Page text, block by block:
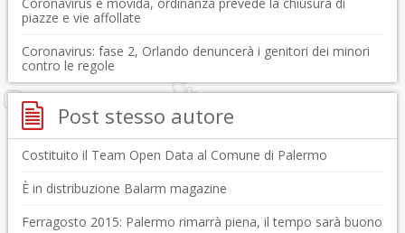
piazze e vie affollate
Coronavirus: fase 2, Orlando denuncerà i genitori dei minori
contro le regole
Post stesso autore
Costituito il Team Open Data al Comune di Palermo
È in distribuzione Balarm magazine
Ferragosto 2015: Palermo rimarrà piena, il tempo sarà buono